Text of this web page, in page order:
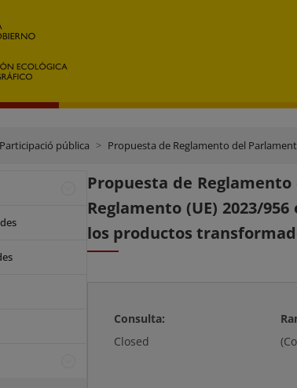
Participació pública Propuesta de Reglamento del Parlamento Europeo y del Consejo
Propuesta de
Reglamento (UE) 2023/
los productos
Consulta:
Closed